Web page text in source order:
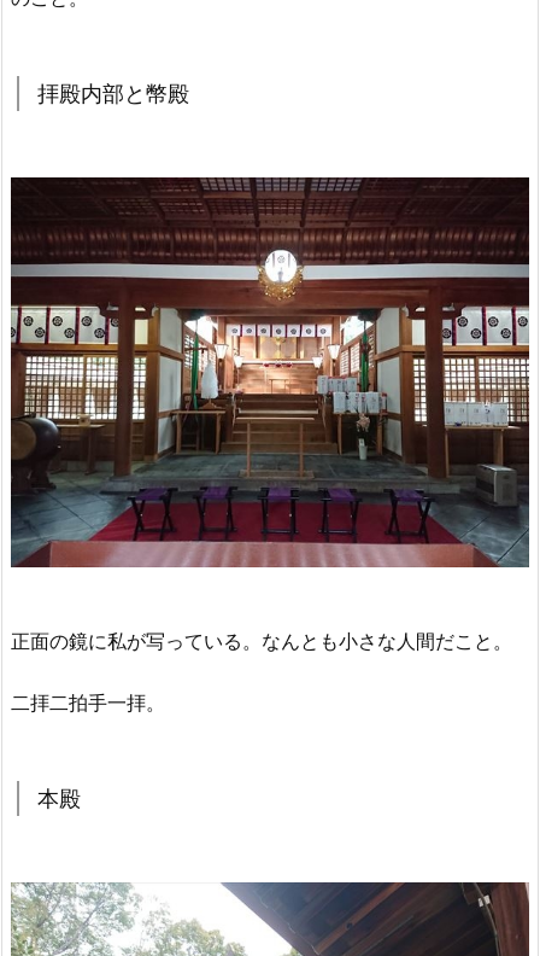
拝殿内部と幣殿
正面の鏡に私が写っている。なんとも小さな人間だこと。
二拝二拍手一拝。
本殿